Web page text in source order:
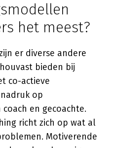
het meest?
er diverse andere
bieden bij
co-actieve
op
en gecoachte.
richt zich op wat al
Motiverende